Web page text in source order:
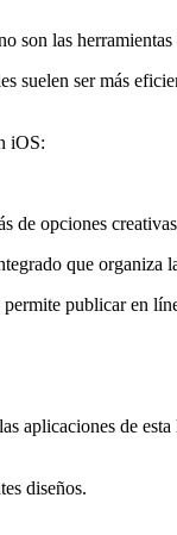
son las herramientas
suelen ser más
iOS:
de opciones
que organiza
publicar en
aplicaciones de
diseños.